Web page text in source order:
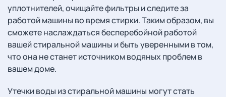
уплотнителей, очищайте фильтры и следите за
работой машины во время стирки. Таким образом, вы
сможете наслаждаться бесперебойной работой
вашей стиральной машины и быть уверенными в том,
что она не станет источником водяных проблем в
вашем доме.
Утечки воды из стиральной машины могут стать